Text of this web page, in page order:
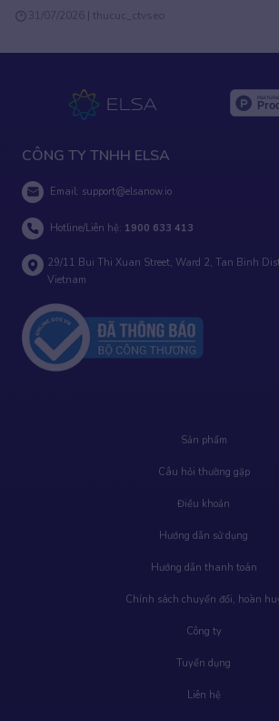
16/07/2026 | nghan
CÔNG TY TNHH ELSA
Email: support@elsanow.io
Hotline/Liên hệ: 1900 633 413
29/11 Bui Thi Xuan Street, Ward 2, Tan Binh
Vietnam
Sản phẩm
Câu hỏi thường gặp
Điều khoản
Hướng dẫn sử dụng
Hướng dẫn thanh toán
Chính sách chuyển đổi, hoàn
Công ty
Tuyển dụng
Liên hệ